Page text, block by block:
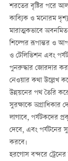
শরতের বৃষ্টির পরে
কাব্যিক ও মনোরম
মারাত্মকভাবে
শিল্পের রূপান্তর ও
ও টেলিভিশন এবং
পুনরুদ্ধার জোরদার
নেওয়ার কথা উল্লেখ
উন্নয়নের পথ তৈরি
সুরক্ষাকে অগ্রাধিকার
লাগাবে, পর্যটকদের
দেবে, এবং
করবে।
হরগোস বন্দরে